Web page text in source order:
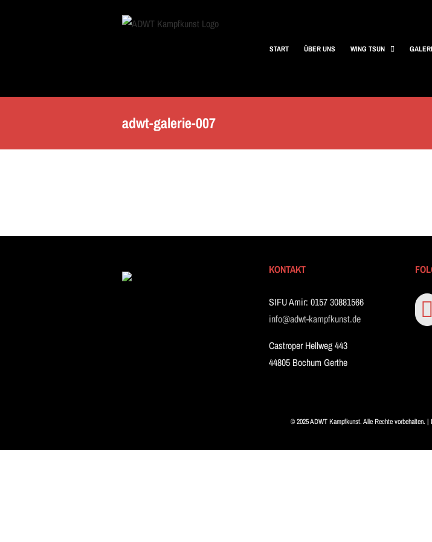
START ÜBER UNS WING TSUN
adwt-galerie-007
KONTAKT
SIFU Amir: 0157 30881566
info@adwt-kampfkunst.de
Castroper Hellweg 443
44805 Bochum Gerthe
© 2025 ADWT Kampfkunst. Alle Rechte vorbehalten. |